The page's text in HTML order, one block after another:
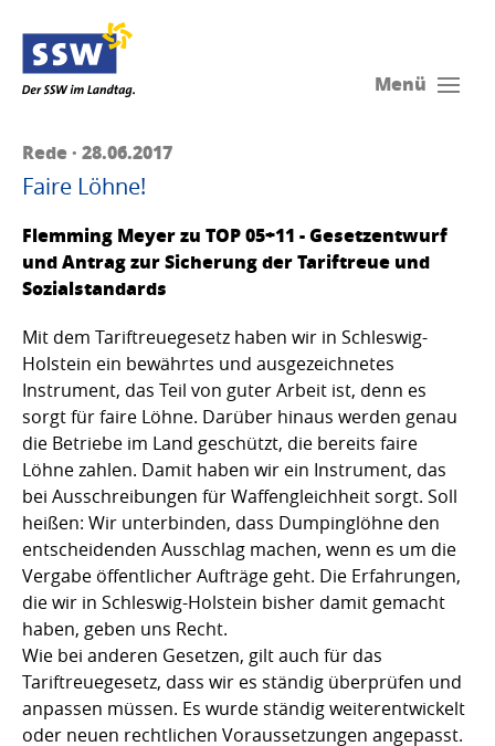
Menü
Rede · 28.06.2017
Faire Löhne!
Flemming Meyer zu TOP 05+11 - Gesetzentwurf
und Antrag zur Sicherung der Tariftreue und
Sozialstandards
Mit dem Tariftreuegesetz haben wir in Schleswig-
Holstein ein bewährtes und ausgezeichnetes
Instrument, das Teil von guter Arbeit ist, denn es
sorgt für faire Löhne. Darüber hinaus werden genau
die Betriebe im Land geschützt, die bereits faire
Löhne zahlen. Damit haben wir ein Instrument, das
bei Ausschreibungen für Waffengleichheit sorgt. Soll
heißen: Wir unterbinden, dass Dumpinglöhne den
entscheidenden Ausschlag machen, wenn es um die
Vergabe öffentlicher Aufträge geht. Die Erfahrungen,
die wir in Schleswig-Holstein bisher damit gemacht
haben, geben uns Recht.
Wie bei anderen Gesetzen, gilt auch für das
Tariftreuegesetz, dass wir es ständig überprüfen und
anpassen müssen. Es wurde ständig weiterentwickelt
oder neuen rechtlichen Voraussetzungen angepasst.